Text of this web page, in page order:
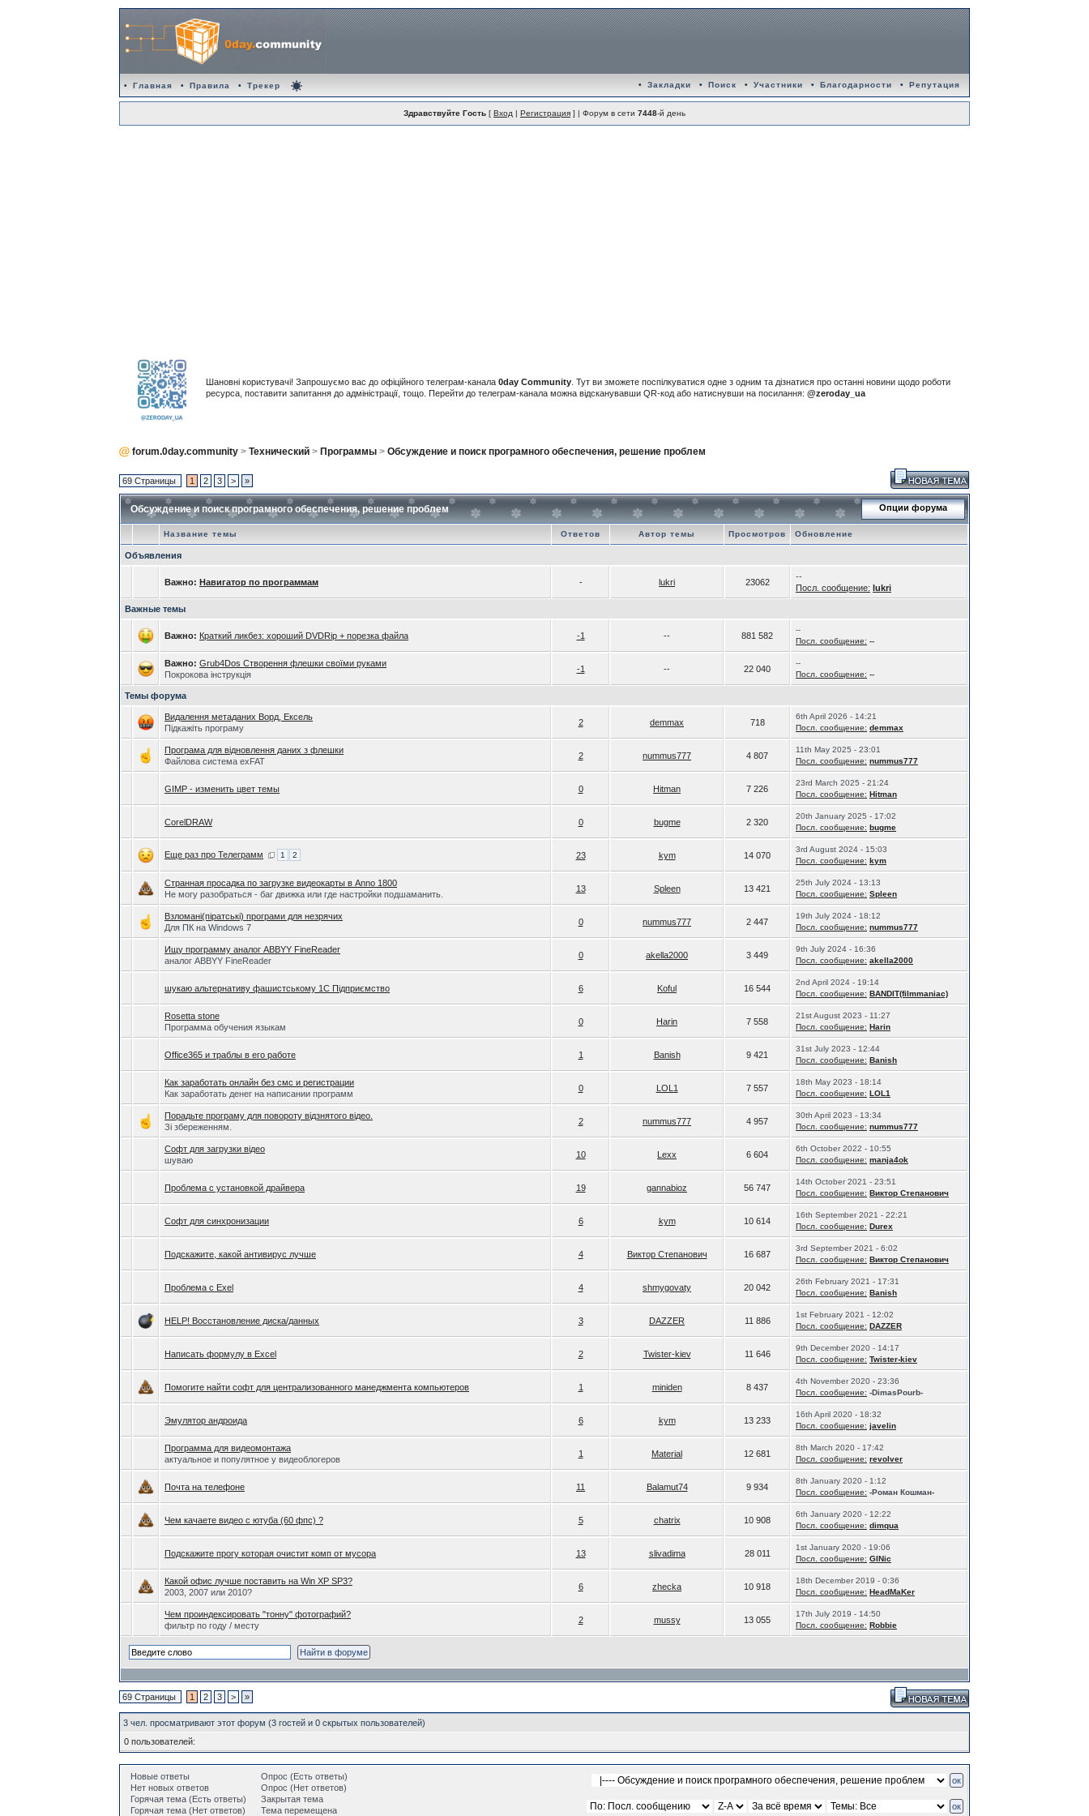
• Главная • Правила • Трекер • Закладки • Поиск • Участники • Благодарности • Репутация
Здравствуйте Гость [ Вход | Регистрация ] | Форум в сети 7448-й день
Шановні користувачі! Запрошуємо вас до офіційного телеграм-канала 0day Community . Тут ви зможете поспілкуватися одне з одним та дізнатися про останні новини щодо роботи
ресурса, поставити запитання до адміністрації, тощо. Перейти до телеграм-канала можна відсканувавши QR-код або натиснувши на посилання: @zeroday_ua
forum.0day.community > Технический > Программы > Обсуждение и поиск програмного обеспечения, решение проблем
69 Страницы 1 2 3 > »
Обсуждение и поиск програмного обеспечения, решение проблем Опции форума
Название темы Ответов Автор темы Просмотров Обновление
Объявления
Важно: Навигатор по программам - lukri 23062
--
Посл. сообщение: lukri
Важные темы
Важно: Краткий ликбез: хороший DVDRip + порезка файла -1 -- 881 582
--
Посл. сообщение: --
Важно: Grub4Dos Створення флешки своїми руками
Покрокова інструкція
-1 -- 22 040
--
Посл. сообщение: --
Темы форума
Видалення метаданих Ворд, Ексель
Підкажіть програму
2 demmax 718
6th April 2026 - 14:21
Посл. сообщение: demmax
Програма для відновлення даних з флешки
Файлова система exFAT
2 nummus777 4 807
11th May 2025 - 23:01
Посл. сообщение: nummus777
GIMP - изменить цвет темы 0 Hitman 7 226
23rd March 2025 - 21:24
Посл. сообщение: Hitman
CorelDRAW 0 bugme 2 320
20th January 2025 - 17:02
Посл. сообщение: bugme
Еще раз про Телеграмм 1 2 23 kym 14 070
3rd August 2024 - 15:03
Посл. сообщение: kym
Странная просадка по загрузке видеокарты в Anno 1800
Не могу разобраться - баг движка или где настройки подшаманить.
13 Spleen 13 421
25th July 2024 - 13:13
Посл. сообщение: Spleen
Взломані(піратські) програми для незрячих
Для ПК на Windows 7
0 nummus777 2 447
19th July 2024 - 18:12
Посл. сообщение: nummus777
Ищу программу аналог ABBYY FineReader
аналог ABBYY FineReader
0 akella2000 3 449
9th July 2024 - 16:36
Посл. сообщение: akella2000
шукаю альтернативу фашистському 1С Підприємство 6 Koful 16 544
2nd April 2024 - 19:14
Посл. сообщение: BANDIT(filmmaniac)
Rosetta stone
Программа обучения языкам
0 Harin 7 558
21st August 2023 - 11:27
Посл. сообщение: Harin
Office365 и траблы в его работе 1 Banish 9 421
31st July 2023 - 12:44
Посл. сообщение: Banish
Как заработать онлайн без смс и регистрации
Как заработать денег на написании программ
0 LOL1 7 557
18th May 2023 - 18:14
Посл. сообщение: LOL1
Порадьте програму для повороту відзнятого відео.
Зі збереженням.
2 nummus777 4 957
30th April 2023 - 13:34
Посл. сообщение: nummus777
Софт для загрузки відео
шуваю
10 Lexx 6 604
6th October 2022 - 10:55
Посл. сообщение: manja4ok
Проблема с установкой драйвера 19 gannabioz 56 747
14th October 2021 - 23:51
Посл. сообщение: Виктор Степанович
Софт для синхронизации 6 kym 10 614
16th September 2021 - 22:21
Посл. сообщение: Durex
Подскажите, какой антивирус лучше 4 Виктор Степанович 16 687
3rd September 2021 - 6:02
Посл. сообщение: Виктор Степанович
Проблема с Exel 4 shmygovaty 20 042
26th February 2021 - 17:31
Посл. сообщение: Banish
HELP! Восстановление диска/данных 3 DAZZER 11 886
1st February 2021 - 12:02
Посл. сообщение: DAZZER
Написать формулу в Excel 2 Twister-kiev 11 646
9th December 2020 - 14:17
Посл. сообщение: Twister-kiev
Помогите найти софт для централизованного манеджмента компьютеров 1 miniden 8 437
4th November 2020 - 23:36
Посл. сообщение: -DimasPourb-
Эмулятор андроида 6 kym 13 233
16th April 2020 - 18:32
Посл. сообщение: javelin
Программа для видеомонтажа
актуальное и популятное у видеоблогеров
1 Material 12 681
8th March 2020 - 17:42
Посл. сообщение: revolver
Почта на телефоне 11 Balamut74 9 934
8th January 2020 - 1:12
Посл. сообщение: -Роман Кошман-
Чем качаете видео с ютуба (60 фпс) ? 5 chatrix 10 908
6th January 2020 - 12:22
Посл. сообщение: dimqua
Подскажите прогу которая очистит комп от мусора 13 slivadima 28 011
1st January 2020 - 19:06
Посл. сообщение: GINic
Какой офис лучше поставить на Win XP SP3?
2003, 2007 или 2010?
6 zhecka 10 918
18th December 2019 - 0:36
Посл. сообщение: HeadMaKer
Чем проиндексировать "тонну" фотографий?
фильтр по году / месту
2 mussy 13 055
17th July 2019 - 14:50
Посл. сообщение: Robbie
69 Страницы 1 2 3 > »
3 чел. просматривают этот форум (3 гостей и 0 скрытых пользователей)
0 пользователей:
Новые ответы
Нет новых ответов
Горячая тема (Есть ответы)
Горячая тема (Нет ответов)
Опрос (Есть ответы)
Опрос (Нет ответов)
Закрытая тема
Тема перемещена